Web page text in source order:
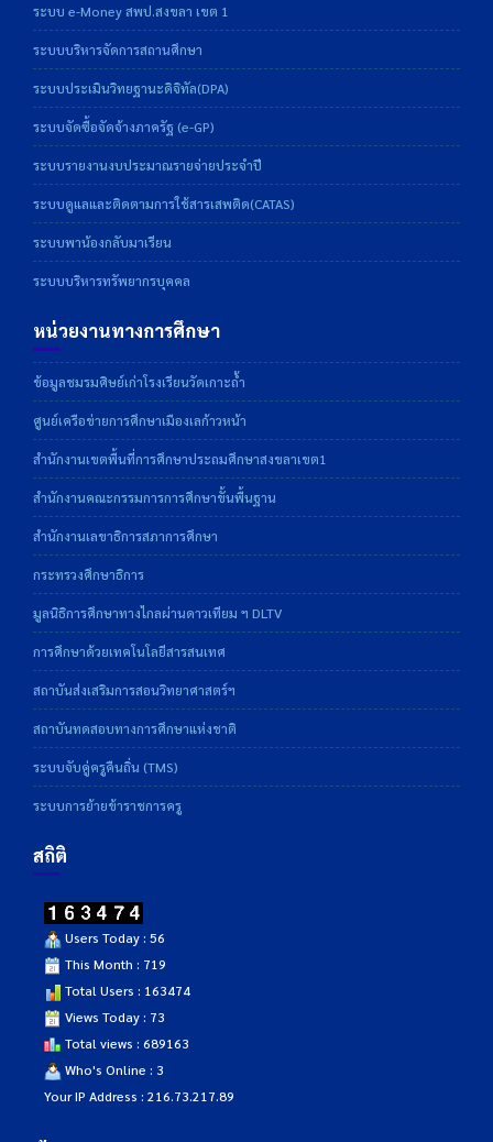
ระบบ e-Money สพป.สงขลา เขต 1
ระบบบริหารจัดการสถานศึกษา
ระบบประเมินวิทยฐานะดิจิทัล(DPA)
ระบบจัดซื้อจัดจ้างภาครัฐ (e-GP)
ระบบรายงานงบประมาณรายจ่ายประจำปี
ระบบดูแลและติดตามการใช้สารเสพติด(CATAS)
ระบบพาน้องกลับมาเรียน
ระบบบริหารทรัพยากรบุคคล
หน่วยงานทางการศึกษา
ข้อมูลชมรมศิษย์เก่าโรงเรียนวัดเกาะถ้ำ
ศูนย์เครือข่ายการศึกษาเมืองเลก้าวหน้า
สำนักงานเขตพื้นที่การศึกษาประถมศึกษาสงขลาเขต1
สำนักงานคณะกรรมการการศึกษาขั้นพื้นฐาน
สำนักงานเลขาธิการสภาการศึกษา
กระทรวงศึกษาธิการ
มูลนิธิการศึกษาทางไกลผ่านดาวเทียม ฯ DLTV
การศึกษาด้วยเทคโนโลยีสารสนเทศ
สถาบันส่งเสริมการสอนวิทยาศาสตร์ฯ
สถาบันทดสอบทางการศึกษาแห่งชาติ
ระบบจับคู่ครูคืนถิ่น (TMS)
ระบบการย้ายข้าราชการครู
สถิติ
Users Today : 56
This Month : 719
Total Users : 163474
Views Today : 73
Total views : 689163
Who's Online : 3
Your IP Address : 216.73.217.89